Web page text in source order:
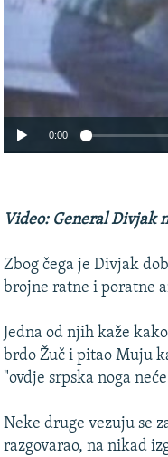
0:00
Video: General Divjak
Zbog čega je Divjak
brojne ratne i poratne
Jedna od njih kaže
brdo Žuč i pitao Muju
"ovdje srpska noga
Neke druge vezuju se
razgovarao, na nikad